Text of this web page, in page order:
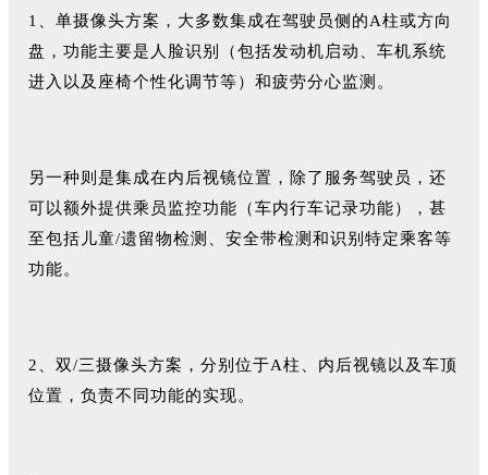
1、单摄像头方案，大多数集成在驾驶员侧的A柱或方向
盘，功能主要是人脸识别（包括发动机启动、车机系统
进入以及座椅个性化调节等）和疲劳分心监测。
另一种则是集成在内后视镜位置，除了服务驾驶员，还
可以额外提供乘员监控功能（车内行车记录功能），甚
至包括儿童/遗留物检测、安全带检测和识别特定乘客等
功能。
2、双/三摄像头方案，分别位于A柱、内后视镜以及车顶
位置，负责不同功能的实现。